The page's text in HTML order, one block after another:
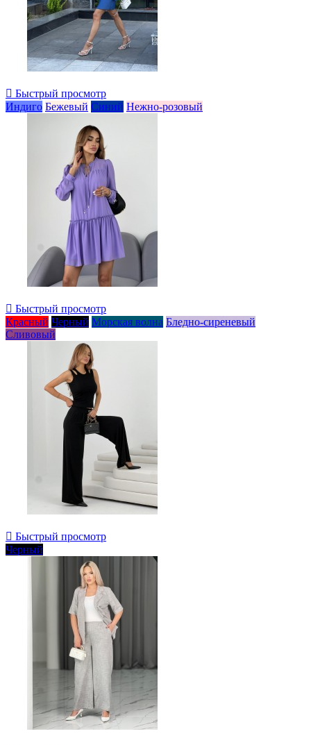
 Быстрый просмотр
Индиго Бежевый Синий Нежно-розовый
 Быстрый просмотр
Красный Черный Морская волна Бледно-сиреневый
Сливовый
 Быстрый просмотр
Черный